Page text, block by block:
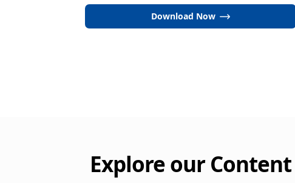
Download Now
Explore our Content